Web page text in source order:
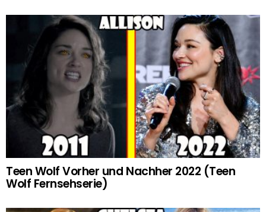
Teen Wolf Vorher und Nachher 2022 (Teen
Wolf Fernsehserie)